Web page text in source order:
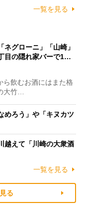
一覧を見る
ネグローニ」「山崎」
目の隠れ家バーで1…
飲むお酒にはまた格
大竹…
めろう」や「キヌカツ
越えて「川崎の大衆酒
一覧を見る
る